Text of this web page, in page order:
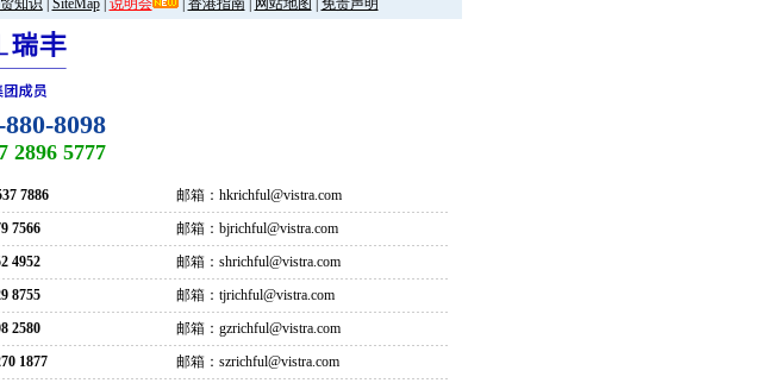
知识 SiteMap| 说明会 | 香港指南| 网站地图 免责声明
8098
2896 5777
7886
邮箱：hkrichful@vistra.com
7566
邮箱：bjrichful@vistra.com
4952
邮箱：shrichful@vistra.com
8755
邮箱：tjrichful@vistra.com
2580
邮箱：gzrichful@vistra.com
1877 邮箱：szrichful@vistra.com